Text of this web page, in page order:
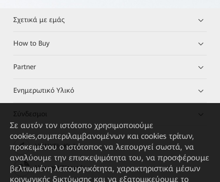
Σχετικά με εμάς
How to Buy
Partner
Ενημερωτικό Υλικό
Σύνδεσμοι
HUAWEI eKit App
Huawei HiKnow App
Σε αυτόν τον ιστότοπο χρησιμοποιούμε
cookies,συμπεριλαμβανομένων και cookies τρίτων,
προκειμένου ο ιστότοπος να λειτουργεί σωστά, να
αναλύουμε την επισκεψιμότητα του, να προσφέρουμε
βελτιωμένη λειτουργικότητα, χαρακτηριστικά μέσων
κοινωνικής δικτύωσης και να εξατομικεύουμε το